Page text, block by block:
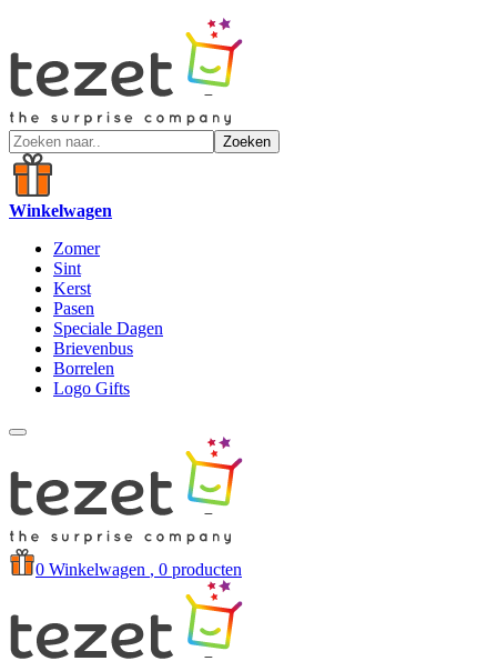
Zoeken
Winkelwagen
Zomer
Sint
Kerst
Pasen
Speciale Dagen
Brievenbus
Borrelen
Logo Gifts
0 Winkelwagen , 0 producten